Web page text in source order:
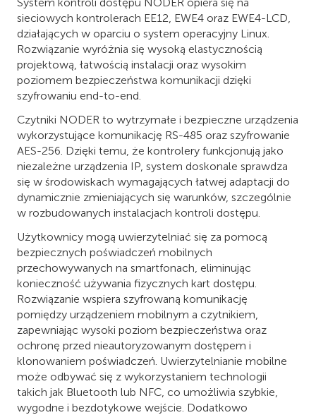
sieciowych kontrolerach EE12, EWE4 oraz EWE4-LCD,
działających w oparciu o system operacyjny Linux.
Rozwiązanie wyróżnia się wysoką elastycznością
projektową, łatwością instalacji oraz wysokim
poziomem bezpieczeństwa komunikacji dzięki
szyfrowaniu end-to-end.
Czytniki NODER to wytrzymałe i bezpieczne urządzenia
wykorzystujące komunikację RS-485 oraz szyfrowanie
AES-256. Dzięki temu, że kontrolery funkcjonują jako
niezależne urządzenia IP, system doskonale sprawdza
się w środowiskach wymagających łatwej adaptacji do
dynamicznie zmieniających się warunków, szczególnie
w rozbudowanych instalacjach kontroli dostępu.
Użytkownicy mogą uwierzytelniać się za pomocą
bezpiecznych poświadczeń mobilnych
przechowywanych na smartfonach, eliminując
konieczność używania fizycznych kart dostępu.
Rozwiązanie wspiera szyfrowaną komunikację
pomiędzy urządzeniem mobilnym a czytnikiem,
zapewniając wysoki poziom bezpieczeństwa oraz
ochronę przed nieautoryzowanym dostępem i
klonowaniem poświadczeń. Uwierzytelnianie mobilne
może odbywać się z wykorzystaniem technologii
takich jak Bluetooth lub NFC, co umożliwia szybkie,
wygodne i bezdotykowe wejście. Dodatkowo